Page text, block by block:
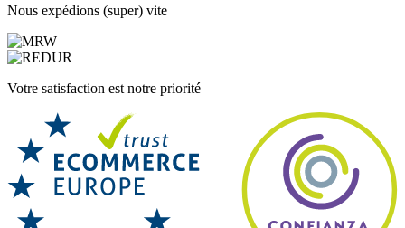
Nous expédions (super) vite
Votre satisfaction est notre priorité